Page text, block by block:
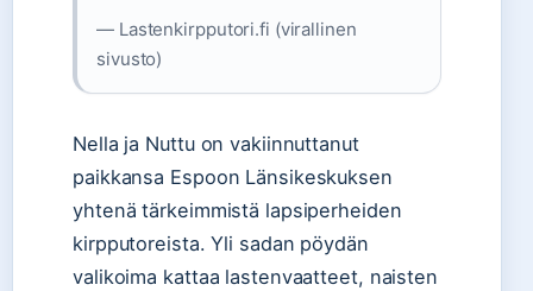
— Lastenkirpputori.fi (virallinen
sivusto)
Nella ja Nuttu on vakiinnuttanut
paikkansa Espoon Länsikeskuksen
yhtenä tärkeimmistä lapsiperheiden
kirpputoreista. Yli sadan pöydän
valikoima kattaa lastenvaatteet, naisten